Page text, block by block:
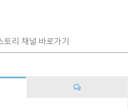
리 채널 바로가기